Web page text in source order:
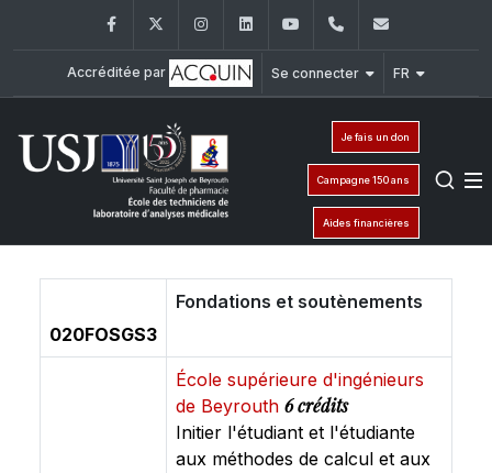
FacebookTwitter InstagramLinkedInYouTube+961 (1) 421 258
Accréditée par Se connecter FR
Je fais un don
Campagne 150 ans
Aides financières
020FOSGS3
Fondations et soutènements
École supérieure d'ingénieurs
de Beyrouth 6 crédits
Initier l'étudiant et l'étudiante
aux méthodes de calcul et aux